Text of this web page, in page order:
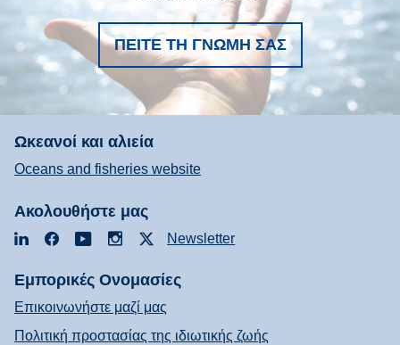
ΠΕΊΤΕ ΤΗ ΓΝΏΜΗ ΣΑΣ
Ωκεανοί και αλιεία
Oceans and fisheries website
Ακολουθήστε μας
LinkedInFacebookYouTubeInstagramNewsletter
Εμπορικές Ονομασίες
Επικοινωνήστε μαζί μας
Πολιτική προστασίας της ιδιωτικής ζωής